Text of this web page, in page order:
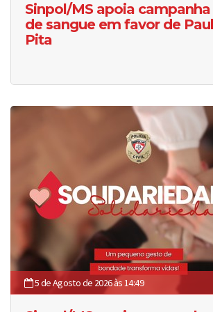
Sinpol/MS apoia
de sangue em favor de
Pita
5 de Agosto de 2026 às 14:49